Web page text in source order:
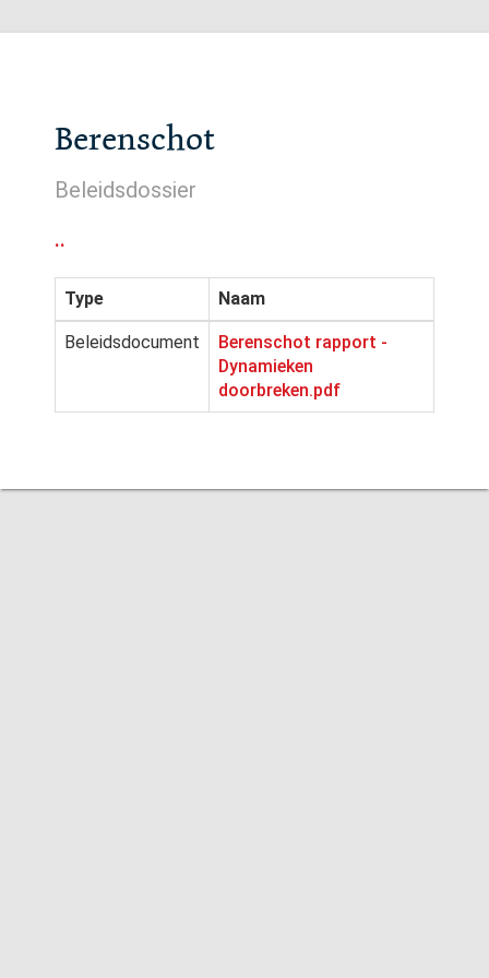
Berenschot
Beleidsdossier
..
Type Naam
Beleidsdocument
Berenschot rapport -
Dynamieken
doorbreken.pdf